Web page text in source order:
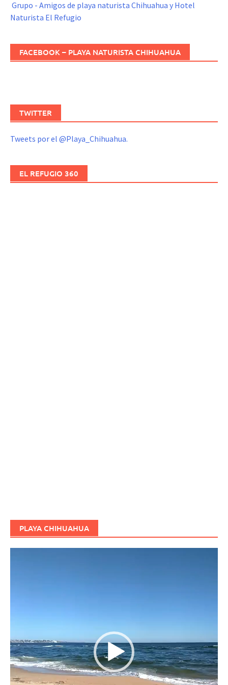
Grupo - Amigos de playa naturista Chihuahua y Hotel
Naturista El Refugio
FACEBOOK – PLAYA NATURISTA CHIHUAHUA
TWITTER
Tweets por el @Playa_Chihuahua.
EL REFUGIO 360
PLAYA CHIHUAHUA